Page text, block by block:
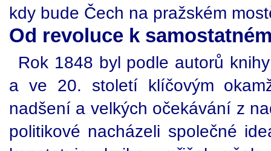
kdy bude Čech na pražském
Od revoluce k
Rok 1848 byl podle autorů
a ve 20. století klíčovým
nadšení a velkých očekávání z
politikové nacházeli společné